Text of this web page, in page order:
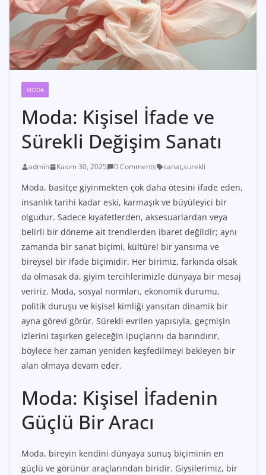
MODA
Moda: Kişisel İfade ve
Sürekli Değişim Sanatı
admin Kasım 30, 2025 0 Comments sanat,surekli
Moda, basitçe giyinmekten çok daha ötesini ifade eden,
insanlık tarihi kadar eski, karmaşık ve büyüleyici bir
olgudur. Sadece kıyafetlerden, aksesuarlardan veya
belirli bir döneme ait trendlerden ibaret değildir; aynı
zamanda bir sanat biçimi, kültürel bir yansıma ve
bireysel bir ifade biçimidir. Her birimiz, farkında olsak
da olmasak da, giyim tercihlerimizle dünyaya bir mesaj
veririz. Moda, sosyal normları, ekonomik durumu,
politik duruşu ve kişisel kimliği yansıtan dinamik bir
ayna görevi görür. Sürekli evrilen yapısıyla, geçmişin
izlerini taşırken geleceğin ipuçlarını da barındırır,
böylece her zaman yeniden keşfedilmeyi bekleyen bir
alan olmaya devam eder.
Moda: Kişisel İfadenin
Güçlü Bir Aracı
Moda, bireyin kendini dünyaya sunuş biçiminin en
güçlü ve görünür araçlarından biridir. Giysilerimiz, bir